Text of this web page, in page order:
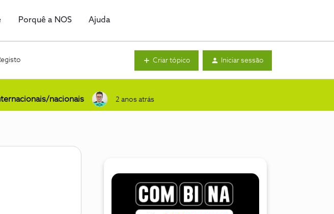
Porquê a NOS Ajuda
Criar tópico Iniciar sessão
nacionais 2 anos atrás